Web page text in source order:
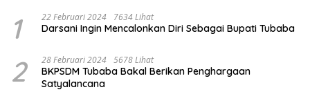
1 22 Februari 2024 7634 Lihat
Darsani Ingin Mencalonkan Diri Sebagai Bupati Tubaba
2 28 Februari 2024 5678 Lihat
BKPSDM Tubaba Bakal Berikan Penghargaan
Satyalancana